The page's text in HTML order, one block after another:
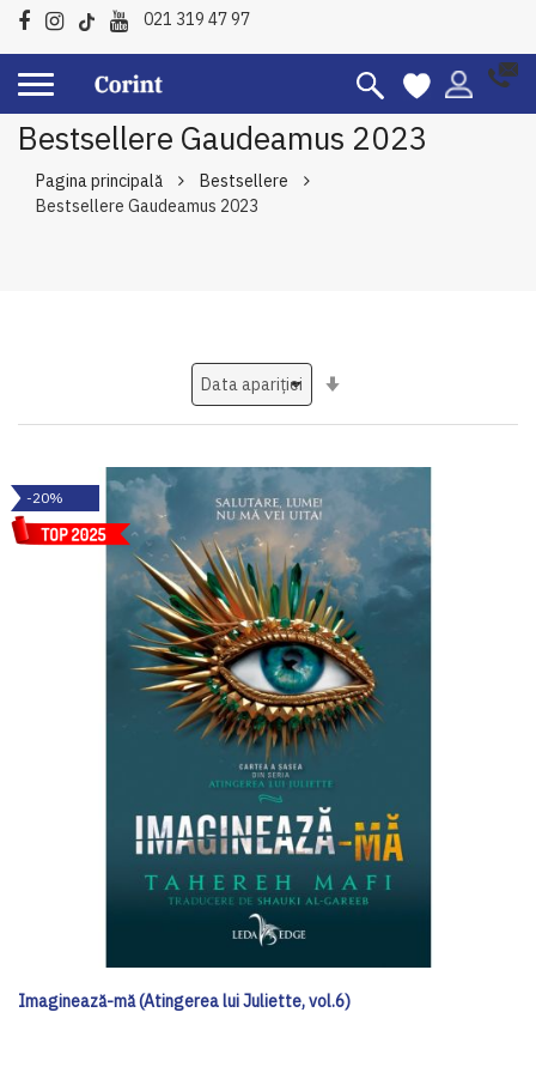
021 319 47 97
Bestsellere Gaudeamus 2023
Pagina principală
Bestsellere
Bestsellere Gaudeamus 2023
-20%
Imaginează-mă (Atingerea lui Juliette, vol.6)